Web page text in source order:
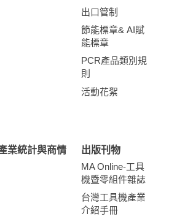
出口管制
節能標章& AI賦
能標章
PCR產品類別規
則
活動花絮
業統計與商情
出版刊物
MA Online-工具
機暨零組件雜誌
台灣工具機產業
介紹手冊